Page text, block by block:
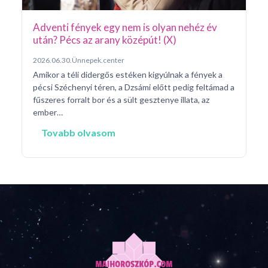
Adventi fények egy nem is olyan nehéz év
után? Pécs az arany középút! (X)
2026.06.30.Ünnepek.center
Amikor a téli didergős estéken kigyúlnak a fények a
pécsi Széchenyi téren, a Dzsámi előtt pedig feltámad a
fűszeres forralt bor és a sült gesztenye illata, az
ember…
Tovabb olvasom